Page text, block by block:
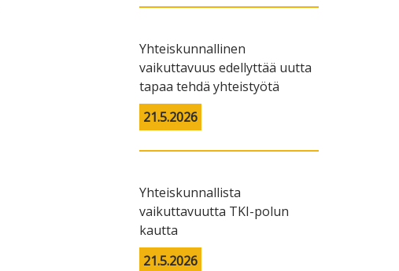
Yhteiskunnallinen
vaikuttavuus edellyttää uutta
tapaa tehdä yhteistyötä
21.5.2026
Yhteiskunnallista
vaikuttavuutta TKI-polun
kautta
21.5.2026